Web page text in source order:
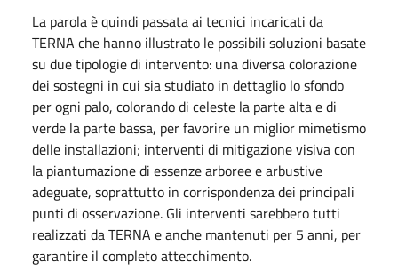
La parola è quindi passata ai tecnici incaricati da
TERNA che hanno illustrato le possibili soluzioni basate
su due tipologie di intervento: una diversa colorazione
dei sostegni in cui sia studiato in dettaglio lo sfondo
per ogni palo, colorando di celeste la parte alta e di
verde la parte bassa, per favorire un miglior mimetismo
delle installazioni; interventi di mitigazione visiva con
la piantumazione di essenze arboree e arbustive
adeguate, soprattutto in corrispondenza dei principali
punti di osservazione. Gli interventi sarebbero tutti
realizzati da TERNA e anche mantenuti per 5 anni, per
garantire il completo attecchimento.